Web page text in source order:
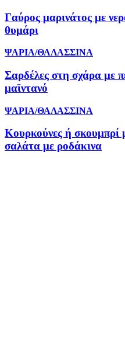
Γαύρος μαρινάτος με
θυμάρι
ΨΑΡΙΑ/ΘΑΛΑΣΣΙΝΑ
Σαρδέλες στη σχάρα με
μαϊντανό
ΨΑΡΙΑ/ΘΑΛΑΣΣΙΝΑ
Κουρκούνες ή σκουμπρί
σαλάτα με ροδάκινα